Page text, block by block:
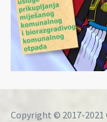
Copyright © 2017-2021